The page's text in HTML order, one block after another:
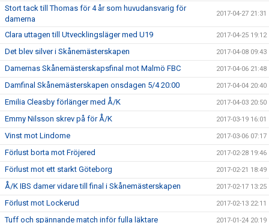
Stort tack till Thomas för 4 år som huvudansvarig för
damerna
2017-04-27 21:31
Clara uttagen till Utvecklingsläger med U19 2017-04-25 19:12
Det blev silver i Skånemästerskapen 2017-04-08 09:43
Damernas Skånemästerskapsfinal mot Malmö FBC 2017-04-06 21:48
Damfinal Skånemästerskapen onsdagen 5/4 20:00 2017-04-04 20:40
Emilia Cleasby förlänger med Å/K 2017-04-03 20:50
Emmy Nilsson skrev på för Å/K 2017-03-19 16:01
Vinst mot Lindome 2017-03-06 07:17
Förlust borta mot Fröjered 2017-02-28 19:46
Förlust mot ett starkt Göteborg 2017-02-21 18:49
Å/K IBS damer vidare till final i Skånemästerskapen 2017-02-17 13:25
Förlust mot Lockerud 2017-02-13 22:11
Tuff och spännande match inför fulla läktare 2017-01-24 20:19